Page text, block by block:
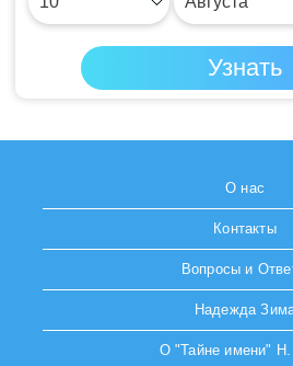
О нас
Контакты
Вопросы и
Надежда
О "Тайне имени"